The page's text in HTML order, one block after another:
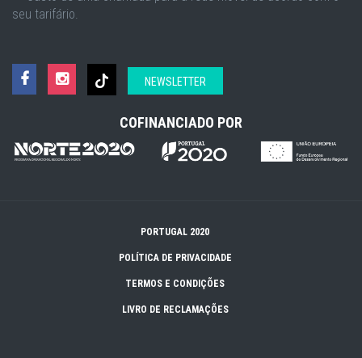
seu tarifário.
NEWSLETTER
COFINANCIADO POR
PORTUGAL 2020
POLÍTICA DE PRIVACIDADE
TERMOS E CONDIÇÕES
LIVRO DE RECLAMAÇÕES